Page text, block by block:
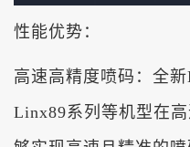
性能优势：
高速高精度喷码：全新
Linx89系列等机型在